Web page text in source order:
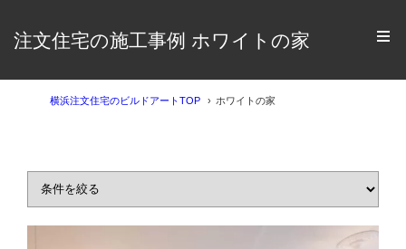
注文住宅の施工事例 ホワイトの家
横浜注文住宅のビルドアートTOP ホワイトの家